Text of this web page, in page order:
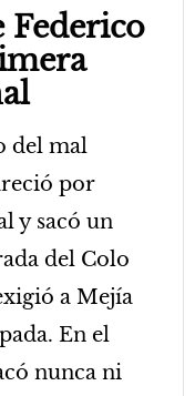
Federico
del mal
por
y sacó un
del Colo
a Mejía
En el
nunca ni